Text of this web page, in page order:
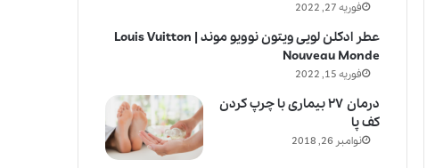
فوریه 27, 2022
عطر ادکلن لویی ویتون نوویو موند | Louis Vuitton
Nouveau Monde
فوریه 15, 2022
درمان ۲۷ بیماری با چرپ کردن
کف پا
نوامبر 26, 2018